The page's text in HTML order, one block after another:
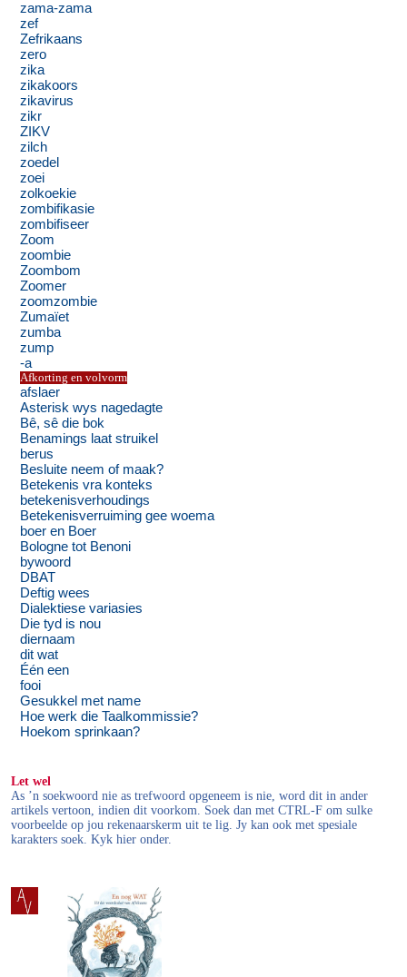
zama-zama
zef
Zefrikaans
zero
zika
zikakoors
zikavirus
zikr
ZIKV
zilch
zoedel
zoei
zolkoekie
zombifikasie
zombifiseer
Zoom
zoombie
Zoombom
Zoomer
zoomzombie
Zumaïet
zumba
zump
-a
Afkorting en volvorm
afslaer
Asterisk wys nagedagte
Bê, sê die bok
Benamings laat struikel
berus
Besluite neem of maak?
Betekenis vra konteks
betekenisverhoudings
Betekenisverruiming gee woema
boer en Boer
Bologne tot Benoni
bywoord
DBAT
Deftig wees
Dialektiese variasies
Die tyd is nou
diernaam
dit wat
Één een
fooi
Gesukkel met name
Hoe werk die Taalkommissie?
Hoekom sprinkaan?
Let wel
As ’n soekwoord nie as trefwoord opgeneem is nie, word dit in ander
artikels vertoon, indien dit voorkom. Soek dan met CTRL-F om sulke
voorbeelde op jou rekenaarskerm uit te lig. Jy kan ook met spesiale
karakters soek. Kyk hier onder.